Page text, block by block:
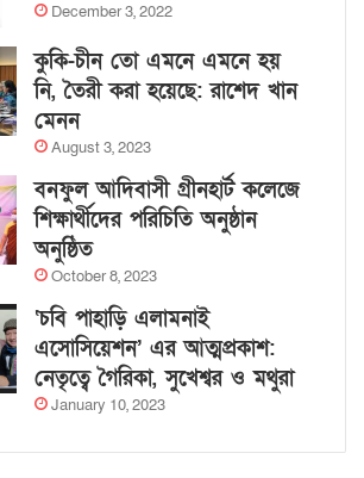
December 3, 2022
কুকি-চীন তো এমনে এমনে হয়
নি, তৈরী করা হয়েছে: রাশেদ খান
মেনন
August 3, 2023
বনফুল আদিবাসী গ্রীনহার্ট কলেজে
শিক্ষার্থীদের পরিচিতি অনুষ্ঠান
অনুষ্ঠিত
October 8, 2023
‘চবি পাহাড়ি এলামনাই
এসোসিয়েশন’ এর আত্মপ্রকাশ:
নেতৃত্বে গৈরিকা, সুখেশ্বর ও মথুরা
January 10, 2023